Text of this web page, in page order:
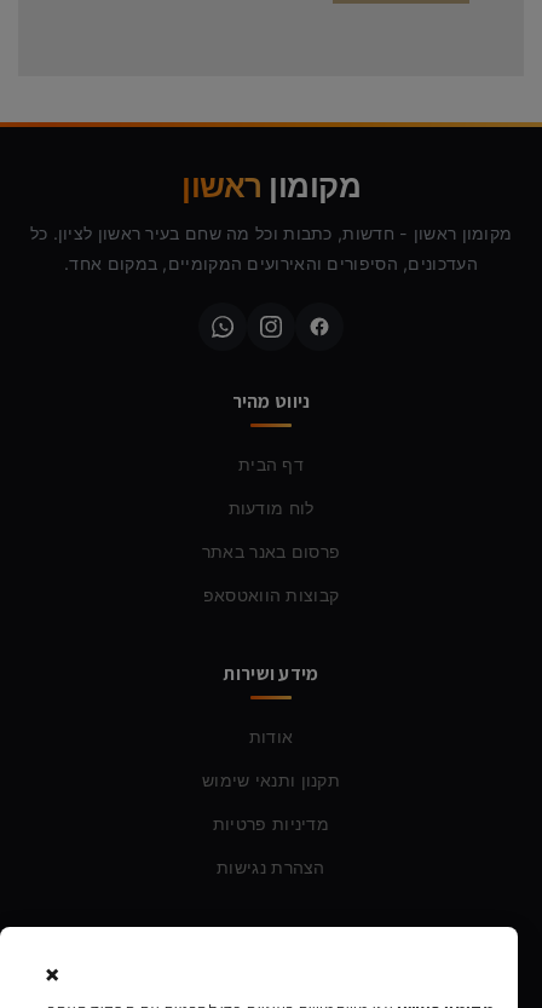
מקומון ראשון
מקומון ראשון - חדשות, כתבות וכל מה שחם בעיר ראשון לציון. כל
העדכונים, הסיפורים והאירועים המקומיים, במקום אחד.
ניווט מהיר
דף הבית
לוח מודעות
פרסום באנר באתר
קבוצות הוואטסאפ
מידע ושירות
אודות
תקנון ותנאי שימוש
מדיניות פרטיות
הצהרת נגישות
×